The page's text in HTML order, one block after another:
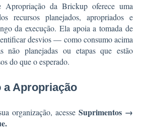
Apropriação da Brickup oferece uma
recursos planejados, apropriados e
da execução. Ela apoia a tomada de
desvios — como consumo acima
não planejadas ou etapas que estão
do que o esperado.
a Apropriação
organização, acesse Suprimentos →